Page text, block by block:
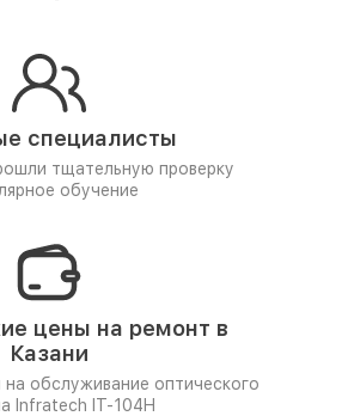
специалисты
тщательную проверку
обучение
цены на ремонт в
Казани
обслуживание оптического
Infratech IT-104H